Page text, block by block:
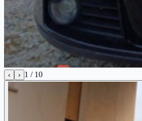
‹ › 1 / 10